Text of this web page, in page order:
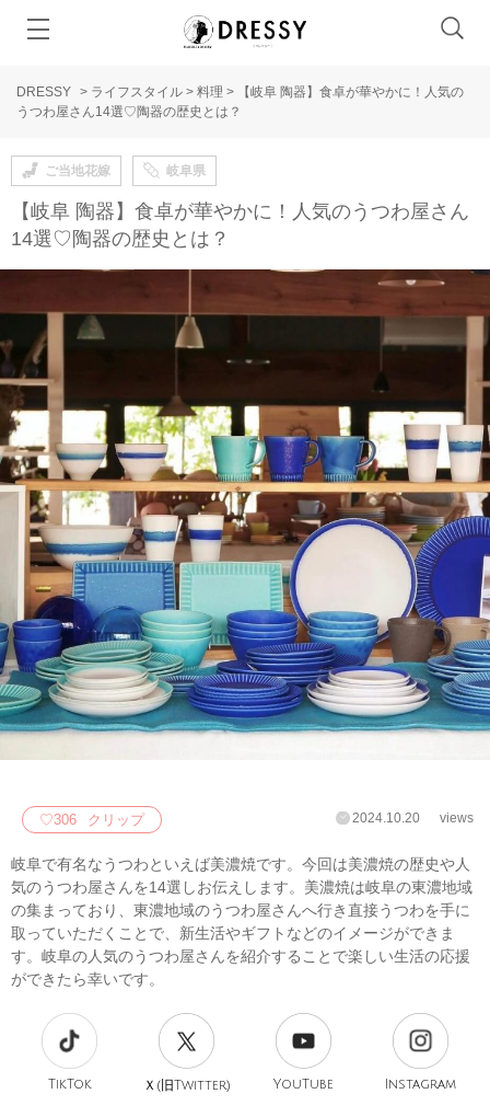
DRESSY > ライフスタイル > 料理 >
【岐阜 陶器】食卓が華やかに！人気の
うつわ屋さん14選♡陶器の歴史とは？
ご当地花嫁 岐阜県
【岐阜 陶器】食卓が華やかに！人気のうつわ屋さん
14選♡陶器の歴史とは？
♡306 クリップ 2024.10.20 views
岐阜で有名なうつわといえば美濃焼です。今回は美濃焼の歴史や人
気のうつわ屋さんを14選しお伝えします。美濃焼は岐阜の東濃地域
の集まっており、東濃地域のうつわ屋さんへ行き直接うつわを手に
取っていただくことで、新生活やギフトなどのイメージができま
す。岐阜の人気のうつわ屋さんを紹介することで楽しい生活の応援
ができたら幸いです。
TikTok Ｘ(旧Twitter) YouTube Instagram